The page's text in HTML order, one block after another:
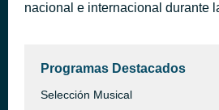
nacional e internacional durante
Programas Destacados
Selección Musical